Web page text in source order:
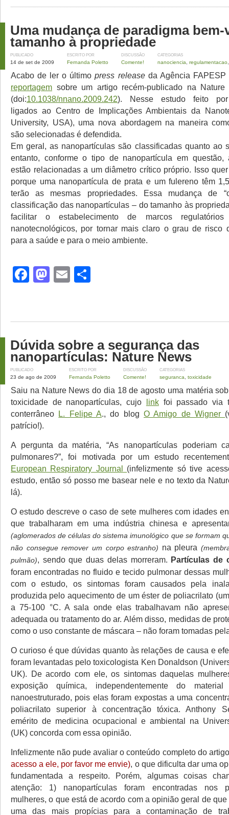
Uma mudança de paradigma
tamanho à propriedade
PUBLICADO
14 de set de 2009
ESCRITO POR
Fernanda Poletto
DISCUSSÃO
Comente!
CATEGORIAS
nanociencia regulamentacao
Acabo de ler o últimopress releaseda Agência FAPESP
reportagem sobre um artigo recém-publicado na Nature
(doi:10.1038/nnano.2009.242). Nesse estudo feito por
ligados ao Centro de Implicações Ambientais da
University, USA), uma nova abordagem na maneira
são selecionadas é defendida.
Em geral, as nanopartículas são classificadas quanto ao
entanto, conforme o tipo de nanopartícula em questão,
estão relacionadas a um diâmetro crítico próprio. Isso
porque uma nanopartícula de prata e um fulereno têm
terão as mesmas propriedades. Essa mudança de
classificação das nanopartículas – do tamanho às
facilitar o estabelecimento de marcos
nanotecnológicos, por tornar mais claro o grau de risco
para a saúde e para o meio ambiente.
Facebook
Mastodon
Email
Dúvida sobre a segurança das
nanopartículas: Nature News
PUBLICADO
23 de ago de 2009
ESCRITO POR
Fernanda Poletto
DISCUSSÃO
Comente!
CATEGORIAS
seguranca toxicidade
Saiu na Nature News do dia 18 de agosto uma matéria
toxicidade de nanopartículas, cujo linkfoi passado via
conterrâneo L. Felipe A., do blogO Amigo de Wigner
patrício!).
A pergunta da matéria, “As nanopartículas poderiam
pulmonares?”, foi motivada por um estudo
European Respiratory Journal (infelizmente só tive
estudo, então só posso me basear nele e no texto da
lá).
O estudo descreve o caso de sete mulheres com idades
que trabalharam em uma indústria chinesa e
(aglomerados de células do sistema imunológico que se formam
não consegue remover um corpo estranho) na pleura
pulmão), sendo que duas delas morreram. Partículas de
foram encontradas no fluido e tecido pulmonar dessas
com o estudo, os sintomas foram causados pela
produzida pelo aquecimento de um éster de poliacrilato
a 75-100 °C. A sala onde elas trabalhavam não
adequada ou tratamento do ar. Além disso, medidas de
como o uso constante de máscara – não foram tomadas
O curioso é que dúvidas quanto às relações de causa e
foram levantadas pelo toxicologista Ken Donaldson
UK). De acordo com ele, os sintomas daquelas
exposição química, independentemente do
nanoestruturado, pois elas foram expostas a uma
poliacrilato superior à concentração tóxica. Anthony
emérito de medicina ocupacional e ambiental na
(UK) concorda com essa opinião.
Infelizmente não pude avaliar o conteúdo completo do
acesso a ele, por favor me envie), o que dificulta dar uma
fundamentada a respeito. Porém, algumas coisas
atenção: 1) nanopartículas foram encontradas nos
mulheres, o que está de acordo com a opinião geral de
uma das mais propícias para a contaminação de